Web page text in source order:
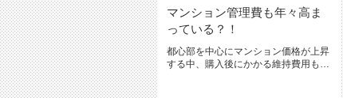
マンション管理費も年々高ま
っている？！
都心部を中心にマンション価格が上昇
する中、購入後にかかる維持費用も急